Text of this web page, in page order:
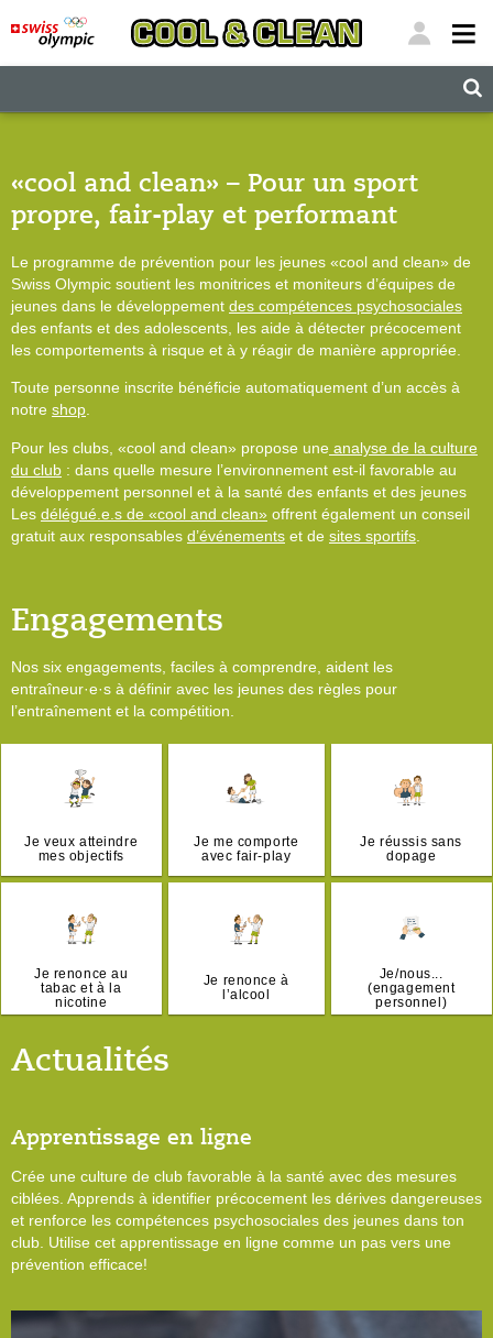
«cool and clean» – Pour un sport
propre, fair-play et performant
Le programme de prévention pour les jeunes «cool and clean» de
Swiss Olympic soutient les monitrices et moniteurs d’équipes de
jeunes dans le développement des compétences psychosociales
des enfants et des adolescents, les aide à détecter précocement
les comportements à risque et à y réagir de manière appropriée.
Toute personne inscrite bénéficie automatiquement d’un accès à
notre shop.
Pour les clubs, «cool and clean» propose une analyse de la culture
du club : dans quelle mesure l’environnement est-il favorable au
développement personnel et à la santé des enfants et des jeunes
Les délégué.e.s de «cool and clean» offrent également un conseil
gratuit aux responsables d’événements et de sites sportifs
Engagements
Nos six engagements, faciles à comprendre, aident les
entraîneur·e·s à définir avec les jeunes des règles pour
l’entraînement et la compétition.
Je veux atteindre
mes objectifs
Je me comporte
avec fair-play
Je réussis sans
dopage
Je renonce au
tabac et à la
nicotine
Je renonce à
l’alcool
Je/nous...
(engagement
personnel)
Actualités
Apprentissage en ligne
Crée une culture de club favorable à la santé avec des mesures
ciblées. Apprends à identifier précocement les dérives dangereuses
et renforce les compétences psychosociales des jeunes dans ton
club. Utilise cet apprentissage en ligne comme un pas vers une
prévention efficace!